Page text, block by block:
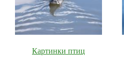
Картинки птиц